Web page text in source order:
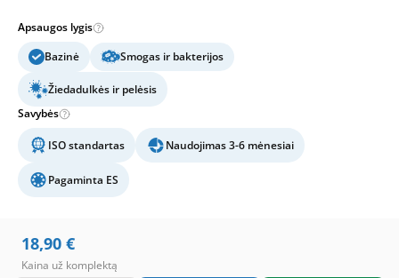
Apsaugos lygis
Bazinė
Smogas ir bakterijos
Žiedadulkės ir pelėsis
Savybės
ISO standartas Naudojimas 3-6 mėnesiai
Pagaminta ES
18,90 €
Kaina už komplektą